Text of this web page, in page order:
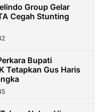
Group Gelar
Cegah Stunting
Bupati
Tetapkan Gus Haris